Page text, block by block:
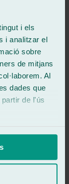
i els
i analitzar el
sobre
de mitjans
Al
dades que
de l'ús